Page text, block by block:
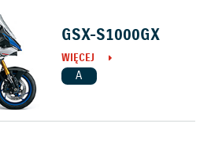
GSX-S1000GX
WIĘCEJ
A